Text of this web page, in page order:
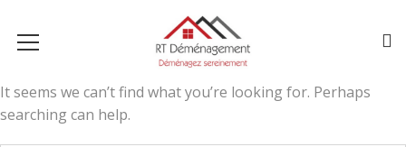
It seems we can’t find what you’re looking for. Perhaps
searching can help.